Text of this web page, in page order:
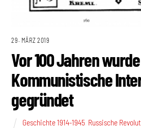
29. MÄRZ 2019
Vor 100 Jahren
Kommunistische
gegründet
Geschichte 1914-1945 Russische